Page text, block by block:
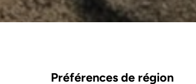
Préférences de région